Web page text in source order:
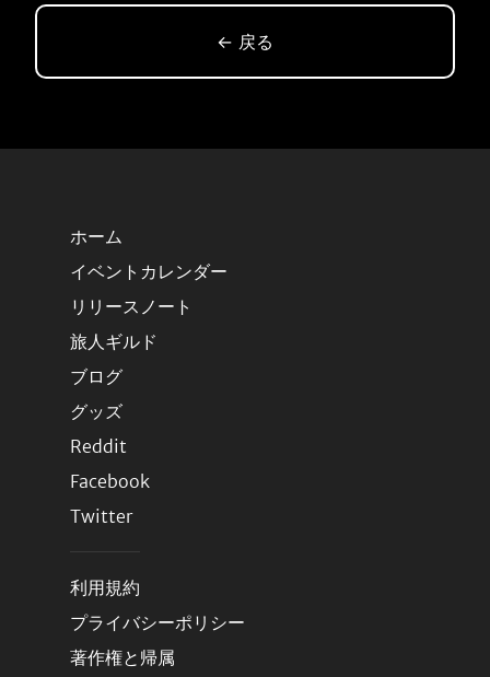
← 戻る
ホーム
イベントカレンダー
リリースノート
旅人ギルド
ブログ
グッズ
Reddit
Facebook
Twitter
利用規約
プライバシーポリシー
著作権と帰属